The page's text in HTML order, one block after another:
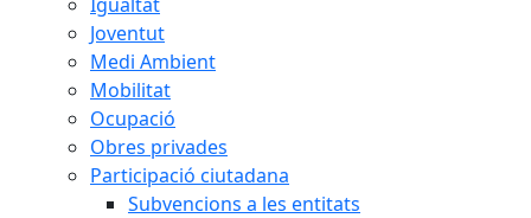
Joventut
Medi Ambient
Mobilitat
Ocupació
Obres privades
Participació ciutadana
Subvencions a les entitats